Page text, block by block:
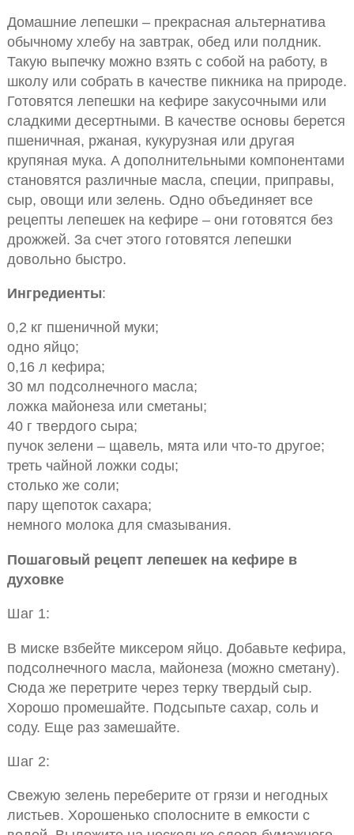
Домашние лепешки – прекрасная альтернатива
обычному хлебу на завтрак, обед или полдник.
Такую выпечку можно взять с собой на работу, в
школу или собрать в качестве пикника на природе.
Готовятся лепешки на кефире закусочными или
сладкими десертными. В качестве основы берется
пшеничная, ржаная, кукурузная или другая
крупяная мука. А дополнительными компонентами
становятся различные масла, специи, приправы,
сыр, овощи или зелень. Одно объединяет все
рецепты лепешек на кефире – они готовятся без
дрожжей. За счет этого готовятся лепешки
довольно быстро.
Ингредиенты:
0,2 кг пшеничной муки;
одно яйцо;
0,16 л кефира;
30 мл подсолнечного масла;
ложка майонеза или сметаны;
40 г твердого сыра;
пучок зелени – щавель, мята или что-то другое;
треть чайной ложки соды;
столько же соли;
пару щепоток сахара;
немного молока для смазывания.
Пошаговый рецепт лепешек на кефире в
духовке
Шаг 1:
В миске взбейте миксером яйцо. Добавьте кефира,
подсолнечного масла, майонеза (можно сметану).
Сюда же перетрите через терку твердый сыр.
Хорошо промешайте. Подсыпьте сахар, соль и
соду. Еще раз замешайте.
Шаг 2:
Свежую зелень переберите от грязи и негодных
листьев. Хорошенько сполосните в емкости с